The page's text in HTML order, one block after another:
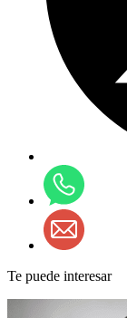
Te puede interesar